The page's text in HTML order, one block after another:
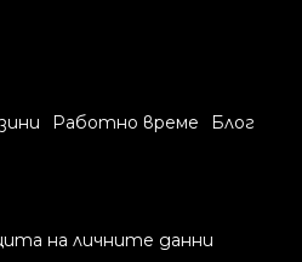
Работно време Блог
на личните данни